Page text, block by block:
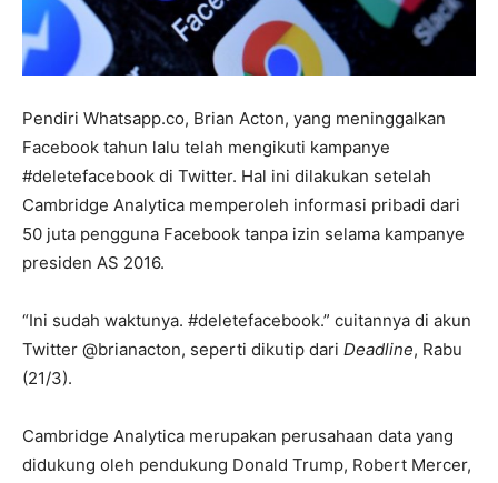
Pendiri Whatsapp.co, Brian Acton, yang meninggalkan
Facebook tahun lalu telah mengikuti kampanye
#deletefacebook di Twitter. Hal ini dilakukan setelah
Cambridge Analytica memperoleh informasi pribadi dari
50 juta pengguna Facebook tanpa izin selama kampanye
presiden AS 2016.
“Ini sudah waktunya. #deletefacebook.” cuitannya di akun
Twitter @brianacton, seperti dikutip dari Deadline, Rabu
(21/3).
Cambridge Analytica merupakan perusahaan data yang
didukung oleh pendukung Donald Trump, Robert Mercer,